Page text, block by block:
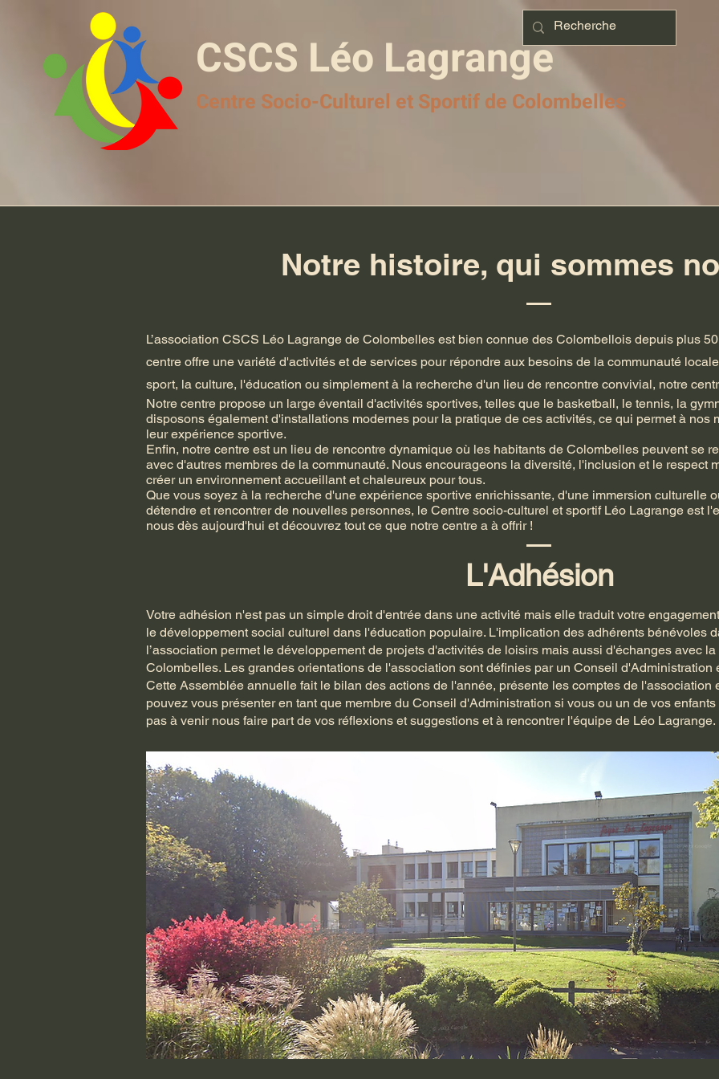
CSCS Léo Lagrange
Centre Socio-Culturel et Sportif de Colombelles
Notre histoire, qui sommes
L’association CSCS Léo Lagrange de Colombelles est bien connue des Colombellois depuis plus
centre offre une variété d'activités et de services pour répondre aux besoins de la communauté
sport, la culture, l'éducation ou simplement à la recherche d'un lieu de rencontre convivial, notre
Notre centre propose un large éventail d'activités sportives, telles que le basketball, le tennis, la
disposons également d'installations modernes pour la pratique de ces activités, ce qui permet à nos
leur expérience sportive.
Enfin, notre centre est un lieu de rencontre dynamique où les habitants de Colombelles peuvent se
avec d'autres membres de la communauté. Nous encourageons la diversité, l'inclusion et le respect
créer un environnement accueillant et chaleureux pour tous.
Que vous soyez à la recherche d'une expérience sportive enrichissante, d'une immersion culturelle
détendre et rencontrer de nouvelles personnes, le Centre socio-culturel et sportif Léo Lagrange est
nous dès aujourd'hui et découvrez tout ce que notre centre a à offrir !
L'Adhésion
Votre adhésion n'est pas un simple droit d'entrée dans une activité mais elle traduit votre
le développement social culturel dans l'éducation populaire. L'implication des adhérents bénévoles
l’association permet le développement de projets d'activités de loisirs mais aussi d'échanges avec
Colombelles. Les grandes orientations de l'association sont définies par un Conseil d'Administration
Cette Assemblée annuelle fait le bilan des actions de l'année, présente les comptes de l'association
pouvez vous présenter en tant que membre du Conseil d'Administration si vous ou un de vos
pas à venir nous faire part de vos réflexions et suggestions et à rencontrer l'équipe de Léo Lagrange.